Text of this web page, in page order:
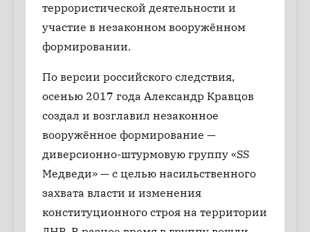
террористической деятельности и
участие в незаконном вооружённом
формировании.
По версии российского следствия,
осенью 2017 года Александр Кравцов
создал и возглавил незаконное
вооружённое формирование —
диверсионно-штурмовую группу «SS
Медведи» — с целью насильственного
захвата власти и изменения
конституционного строя на территории